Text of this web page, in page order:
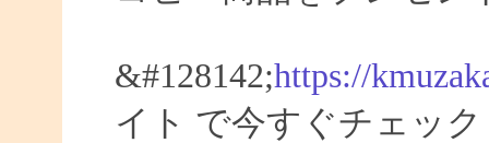
&#128142;https://
イト で今すぐチェック